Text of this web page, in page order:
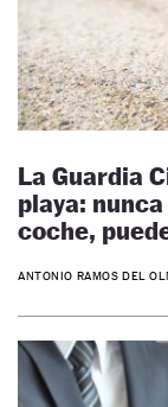
La Guardia
playa:
coche,
ANTONIO RAMOS DEL